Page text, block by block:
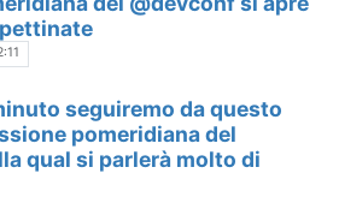
seguiremo da questo
pomeridiana del
qual si parlerà molto di